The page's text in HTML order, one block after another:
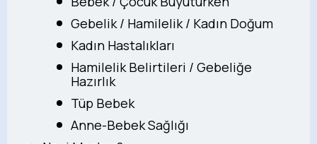
Gebelik / Hamilelik / Kadın Doğum
Kadın Hastalıkları
Hamilelik Belirtileri / Gebeliğe
Hazırlık
Tüp Bebek
Anne-Bebek Sağlığı